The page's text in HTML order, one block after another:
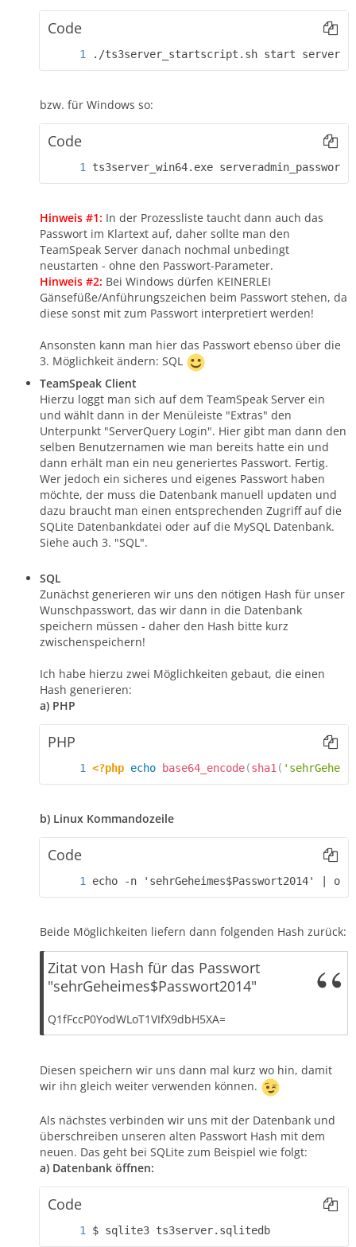
Code
./ts3server_startscript.sh start
bzw. für Windows so:
Code
ts3server_win64.exe
Hinweis #1: In der Prozessliste taucht dann auch das
Passwort im Klartext auf, daher sollte man den
TeamSpeak Server danach nochmal unbedingt
neustarten - ohne den Passwort-Parameter.
Hinweis #2: Bei Windows dürfen KEINERLEI
Gänsefüße/Anführungszeichen beim Passwort stehen, da
diese sonst mit zum Passwort interpretiert werden!
Ansonsten kann man hier das Passwort ebenso über die
3. Möglichkeit ändern: SQL
TeamSpeak Client
Hierzu loggt man sich auf dem TeamSpeak Server ein
und wählt dann in der Menüleiste "Extras" den
Unterpunkt "ServerQuery Login". Hier gibt man dann den
selben Benutzernamen wie man bereits hatte ein und
dann erhält man ein neu generiertes Passwort. Fertig.
Wer jedoch ein sicheres und eigenes Passwort haben
möchte, der muss die Datenbank manuell updaten und
dazu braucht man einen entsprechenden Zugriff auf die
SQLite Datenbankdatei oder auf die MySQL Datenbank.
Siehe auch 3. "SQL".
SQL
Zunächst generieren wir uns den nötigen Hash für unser
Wunschpasswort, das wir dann in die Datenbank
speichern müssen - daher den Hash bitte kurz
zwischenspeichern!
Ich habe hierzu zwei Möglichkeiten gebaut, die einen
Hash generieren:
a) PHP
PHP
<?php echo base64_encode(sha1 (
b) Linux Kommandozeile
Code
echo -n 'sehrGeheimes$Passwort2014' |
Beide Möglichkeiten liefern dann folgenden Hash zurück:
Zitat von Hash für das Passwort
"sehrGeheimes$Passwort2014"
Q1fFccP0YodWLoT1VIfX9dbH5XA=
Diesen speichern wir uns dann mal kurz wo hin, damit
wir ihn gleich weiter verwenden können.
Als nächstes verbinden wir uns mit der Datenbank und
überschreiben unseren alten Passwort Hash mit dem
neuen. Das geht bei SQLite zum Beispiel wie folgt:
a) Datenbank öffnen:
Code
$ sqlite3 ts3server.sqlitedb